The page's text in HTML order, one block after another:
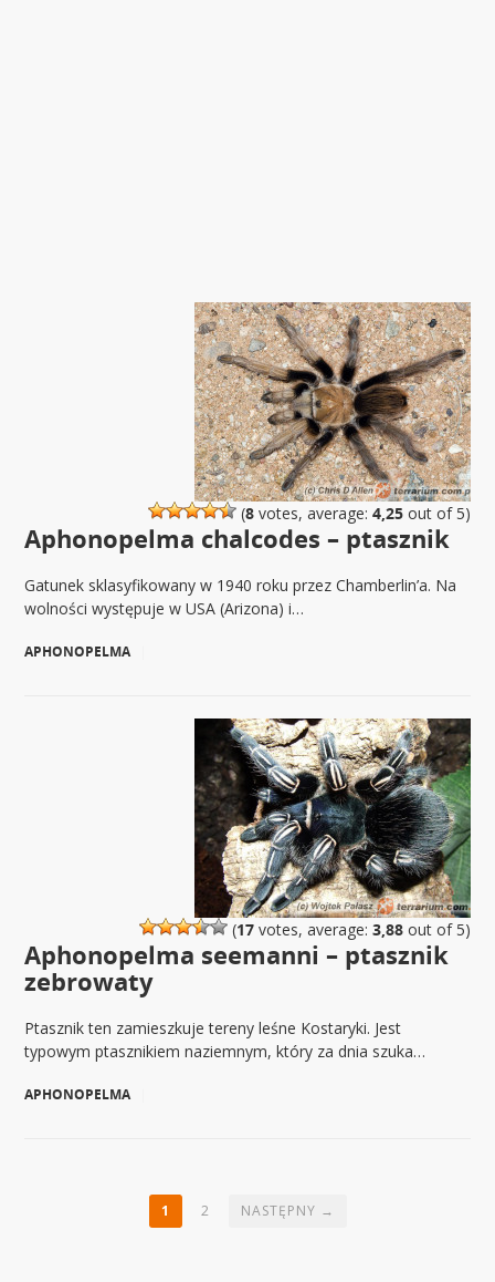
(8votes, average: 4,25out of 5)
Aphonopelma chalcodes – ptasznik
Gatunek sklasyfikowany w 1940 roku przez Chamberlin’a. Na
wolności występuje w USA (Arizona) i…
APHONOPELMA
(17votes, average: 3,88out of 5)
Aphonopelma seemanni – ptasznik
zebrowaty
Ptasznik ten zamieszkuje tereny leśne Kostaryki. Jest
typowym ptasznikiem naziemnym, który za dnia szuka…
APHONOPELMA
1 2 NASTĘPNY →